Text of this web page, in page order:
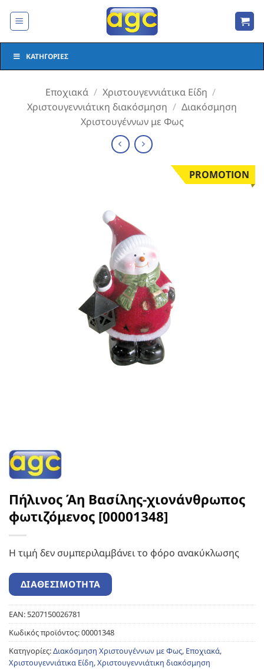
στο
ΚΑΤΗΓΟΡΊΕΣ
Εποχιακά / Χριστουγεννιάτικα Είδη /
Χριστουγεννιάτικη διακόσμηση / Διακόσμηση
Χριστουγέννων με Φως
PROMOTION
Πήλινος Άη Βασίλης-χιονάνθρωπος
φωτιζόμενος [00001348]
Η τιμή δεν συμπεριλαμβάνει το φόρο ανακύκλωσης
EAN:5207150026781
Κωδικός προϊόντος:00001348
Κατηγορίες:Διακόσμηση Χριστουγέννων με Φως, Εποχιακά,
Χριστουγεννιάτικα Είδη,Χριστουγεννιάτικη διακόσμηση